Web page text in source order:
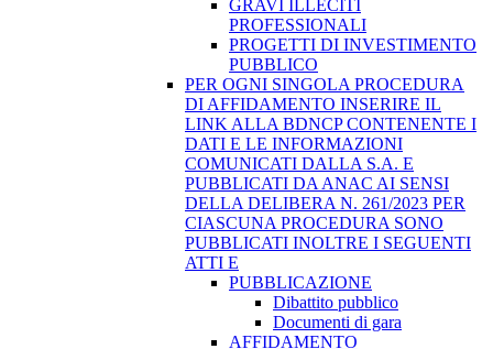
GRAVI ILLECITI
PROFESSIONALI
PROGETTI DI INVESTIMENTO
PUBBLICO
PER OGNI SINGOLA PROCEDURA
DI AFFIDAMENTO INSERIRE IL
LINK ALLA BDNCP CONTENENTE I
DATI E LE INFORMAZIONI
COMUNICATI DALLA S.A. E
PUBBLICATI DA ANAC AI SENSI
DELLA DELIBERA N. 261/2023 PER
CIASCUNA PROCEDURA SONO
PUBBLICATI INOLTRE I SEGUENTI
ATTI E
PUBBLICAZIONE
Dibattito pubblico
Documenti di gara
AFFIDAMENTO